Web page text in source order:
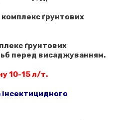
ґрунтових
ґрунтових
перед висаджуванням.
10-15 л/т.